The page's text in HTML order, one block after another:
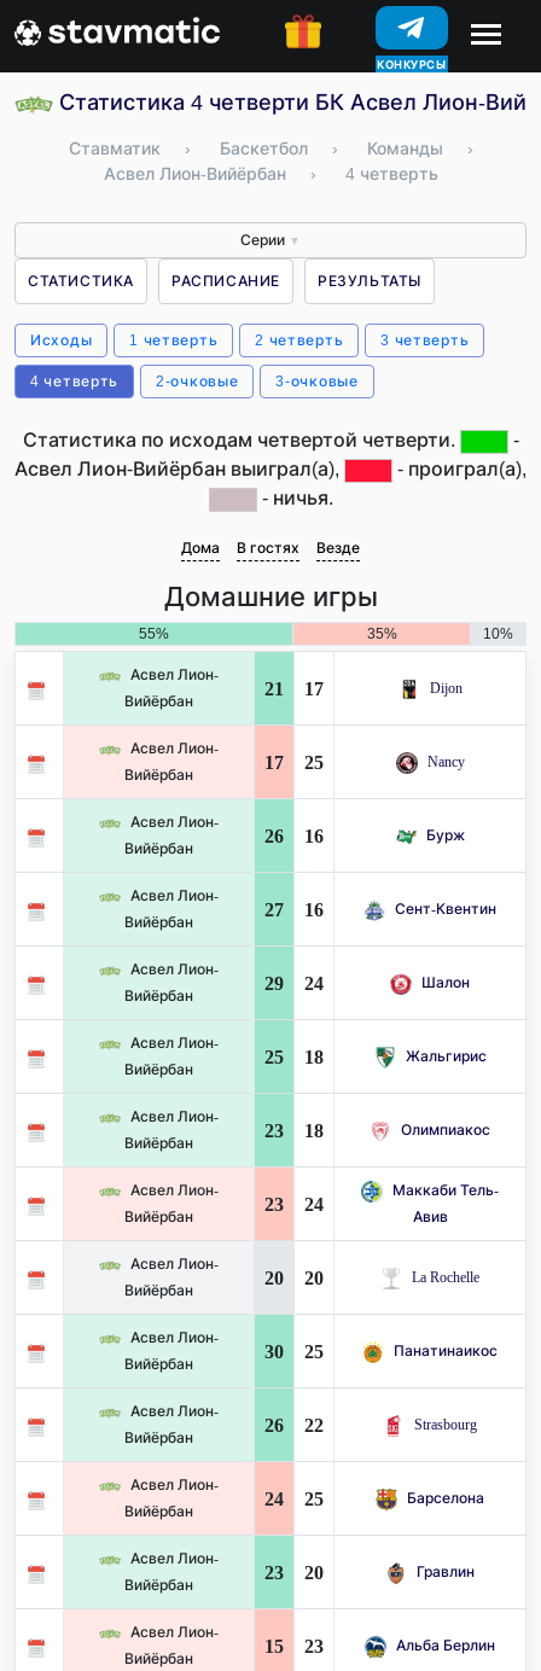
КОНКУРСЫ
Статистика 4 четверти БК Асвел Лион-
Ставматик › Баскетбол › Команды
›
Асвел Лион-Вийёрбан
› 4 четверть
Серии ▼
СТАТИСТИКА РАСПИСАНИЕ РЕЗУЛЬТАТЫ
Исходы 1 четверть 2 четверть 3 четверть
4 четверть 2-очковые 3-очковые
Статистика по исходам четвертой четверти.
-
Асвел Лион-Вийёрбан выиграл(а),
- проиграл(а),
- ничья.
Дома В гостях Везде
Домашние игры
55% 35% 10%
Асвел Лион-
Вийёрбан
21 17 Dijon
Асвел Лион-
Вийёрбан
17 25 Nancy
Асвел Лион-
Вийёрбан
26 16 Бурж
Асвел Лион-
Вийёрбан
27 16 Сент-Квентин
Асвел Лион-
Вийёрбан
29 24 Шалон
Асвел Лион-
Вийёрбан
25 18 Жальгирис
Асвел Лион-
Вийёрбан
23 18 Олимпиакос
Асвел Лион-
Вийёрбан
23 24
Маккаби Тель-
Авив
Асвел Лион-
Вийёрбан
20 20 La Rochelle
Асвел Лион-
Вийёрбан
30 25 Панатинаикос
Асвел Лион-
Вийёрбан
26 22 Strasbourg
Асвел Лион-
Вийёрбан
24 25 Барселона
Асвел Лион-
Вийёрбан
23 20 Гравлин
Асвел Лион-
Вийёрбан
15 23 Альба Берлин